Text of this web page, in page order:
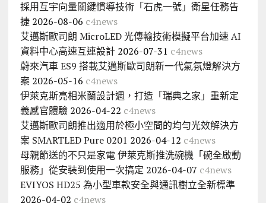
採用互宇向量關鍵慣導技術「石虎一號」衛星任務告
捷 2026-08-06 c4news
艾邁斯歐司朗 MicroLED 光傳輸技術模擬平台加速 AI
資料中心高速互連設計 2026-07-31 c4news
蔚來汽車 ES9 搭載艾邁斯歐司朗新一代氣氛燈解決方
案 2026-05-16 c4news
伊萊克斯亮相米蘭設計週，打造「瑞典之家」重新定
義感官體驗 2026-04-22 c4news
艾邁斯歐司朗推出適用於極小空間的均勻光效解決方
案 SMARTLED Pure 0201 2026-04-12 c4news
母親節送的不只是家電 伊萊克斯推洗碗機「碗全啟動
服務」從安裝到使用一次搞定 2026-04-07 c4news
EVIYOS HD25 為小型車款安全與通訊樹立全新標準
2026-04-02 c4news